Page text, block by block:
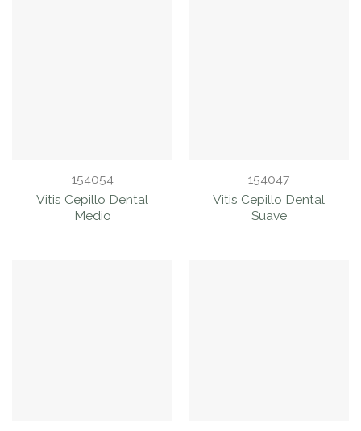
154054
Vitis Cepillo Dental
Medio
154047
Vitis Cepillo Dental
Suave